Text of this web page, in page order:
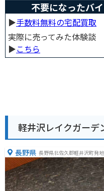
不要になったバ
▶︎手数料無料の宅配買取
実際に売ってみた体験談
▶︎こちら
軽井沢レイクガーデ
長野県 長野県北佐久郡軽井沢町発
５６４−１